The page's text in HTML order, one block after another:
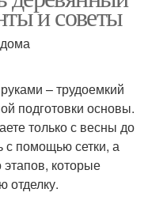
и советы
– трудоемкий
подготовки основы.
только с весны до
с помощью сетки, а
которые
отделку.